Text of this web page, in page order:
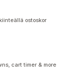
ostoskor
cart timer & more